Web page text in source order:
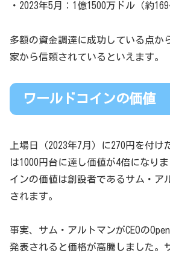
・2023年5月：1億1500万ドル（約169
多額の資金調達に成功している点か
家から信頼されているといえます。
ワールドコインの価値
上場日（2023年7月）に270円を付け
は1000円台に達し価値が4倍になり
インの価値は創設者であるサム・ア
されます。
事実、サム・アルトマンがCEOの
発表されると価格が高騰しました。